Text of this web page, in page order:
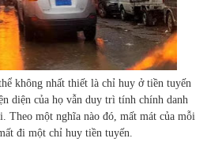
không nhất thiết là chỉ huy ở tiền tuyến
diện của họ vẫn duy trì tính chính danh
Theo một nghĩa nào đó, mất mát của mỗi
đi một chỉ huy tiền tuyến.